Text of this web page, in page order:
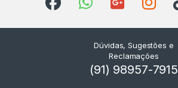
Dúvidas, Sugestões e
Reclamações
(91) 98957-7915